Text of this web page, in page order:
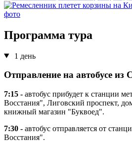
фото
Программа тура
1 день
Отправление на автобусе из
7:15 - автобус прибудет к станции
Восстания", Лиговский проспект,
книжный магазин "Буквоед".
7:30 - автобус отправляется от
Восстания".